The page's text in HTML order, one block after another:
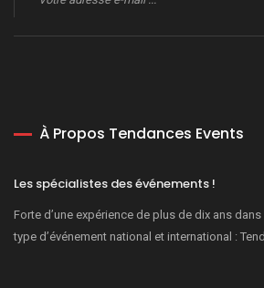
À Propos Tendances Events
Les spécialistes des événements !
Forte d’une expérience de plus de dix ans
type d’événement national et international :